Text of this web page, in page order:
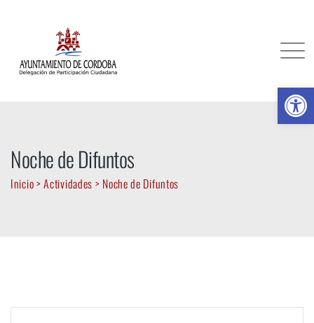
Noche de Difuntos
Inicio>Actividades > Noche de Difuntos